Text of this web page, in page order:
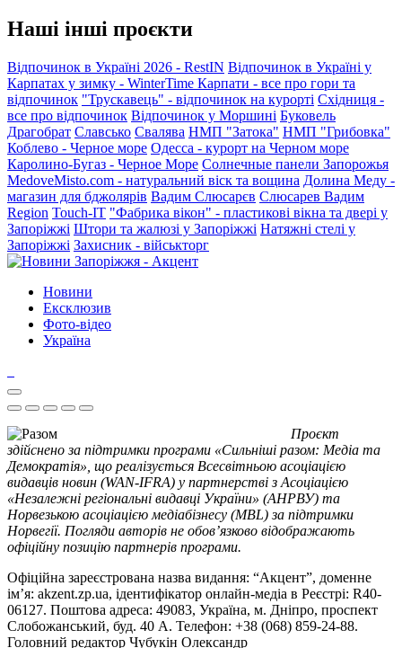
Наші інші проєкти
Відпочинок в Україні 2026 - RestIN Відпочинок в Україні у
Карпатах у зимку - WinterTime Карпати - все про гори та
відпочинок "Трускавець" - відпочинок на курорті Східниця -
все про відпочинок Відпочинок у Моршині Буковель
Драгобрат Славсько Свалява НМП "Затока" НМП "Грибовка"
Коблево - Черное море Одесса - курорт на Черном море
Каролино-Бугаз - Черное Море Солнечные панели Запорожья
MedoveMisto.com - натуральний віск та вощина Долина Меду -
магазин для бджолярів Вадим Слюсарєв Слюсарев Вадим
Region Touch-IT "Фабрика вікон" - пластикові вікна та двері у
Запоріжжі Штори та жалюзі у Запоріжжі Натяжні стелі у
Запоріжжі Захисник - військторг
Новини
Ексклюзив
Фото-відео
Україна
Проєкт
здійснено за підтримки програми «Сильніші разом: Медіа та
Демократія», що реалізується Всесвітньою асоціацією
видавців новин (WAN-IFRA) у партнерстві з Асоціацією
«Незалежні регіональні видавці України» (АНРВУ) та
Норвезькою асоціацією медіабізнесу (MBL) за підтримки
Норвегії. Погляди авторів не обов’язково відображають
офіційну позицію партнерів програми.
Офіційна зареєстрована назва видання: “Акцент”, доменне
ім’я: akzent.zp.ua, ідентифікатор онлайн-медіа в Реєстрі: R40-
06127. Поштова адреса: 49083, Україна, м. Дніпро, проспект
Слобожанський, буд. 40 А. Телефон: +38 (068) 859-24-88.
Головний редактор Чубукін Олександр